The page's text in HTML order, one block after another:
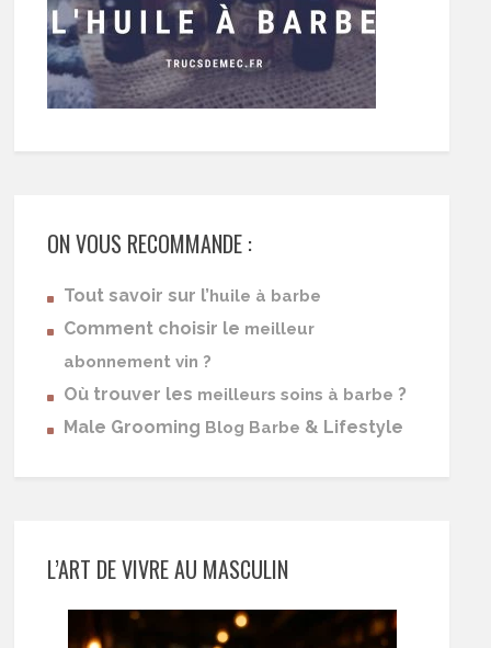
ON VOUS RECOMMANDE :
Tout savoir sur l’huile à barbe
Comment choisir le meilleur
abonnement vin ?
Où trouver les meilleurs soins à barbe ?
Male Grooming Blog Barbe & Lifestyle
L’ART DE VIVRE AU MASCULIN